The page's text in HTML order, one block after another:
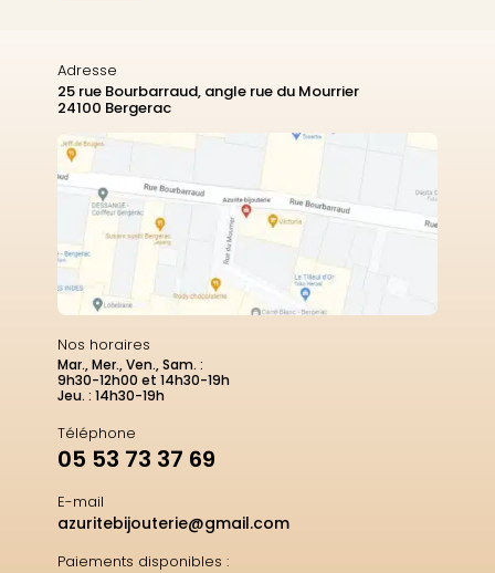
Adresse
25 rue Bourbarraud, angle rue du Mourrier
24100 Bergerac
Nos horaires
Mar., Mer., Ven., Sam. :
9h30-12h00 et 14h30-19h
Jeu. : 14h30-19h
Téléphone
05 53 73 37 69
E-mail
azuritebijouterie@gmail.com
Paiements disponibles :